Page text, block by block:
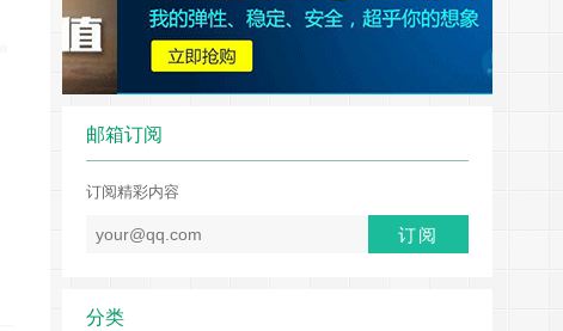
邮箱订阅
订阅精彩内容
分类